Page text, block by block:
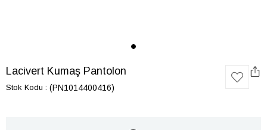
Lacivert Kumaş Pantolon
Stok Kodu (PN1014400416)